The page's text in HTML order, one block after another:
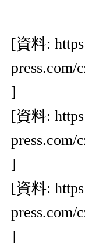
[資料:
]
[資料:
]
[資料:
]